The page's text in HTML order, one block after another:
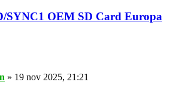
SYNC1 OEM SD Card Europa
» 19 nov 2025, 21:21